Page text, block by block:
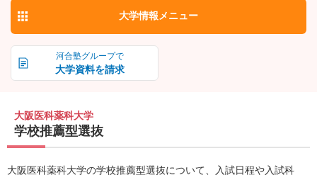
河合塾グループで
大学資料を請求
大学情報 メニュー
大阪医科薬科大学
学校推薦型選抜
大阪医科薬科大学の学校推薦型選抜について、入試日程や入試科